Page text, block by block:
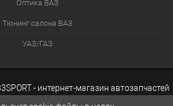
Оптика ВАЗ
Тюнинг салона ВАЗ
УАЗ/ГАЗ
- интернет-магазин автозапчастей